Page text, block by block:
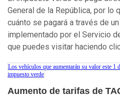
General de la República, por lo
cuánto se pagará a través de
implementado por el Servicio
que puedes visitar haciendo
Los vehículos que aumentarán su valor este 1
impuesto verde
Aumento de tarifas de